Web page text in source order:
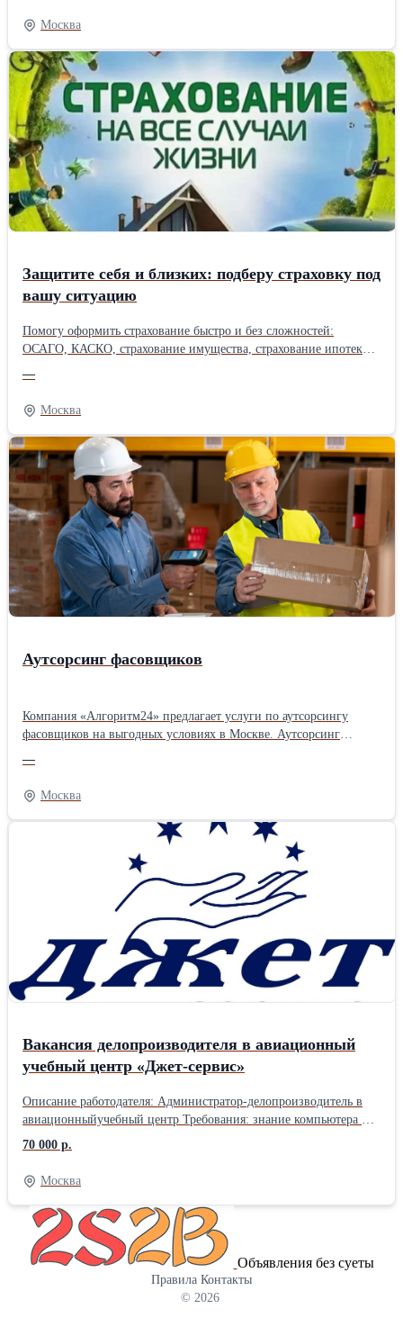
шаговой доступности от метро Маяковская. Имеем огромный
практический опыт.
Москва
Защитите себя и близких: подберу страховку под
вашу ситуацию
Помогу оформить страхование быстро и без сложностей:
ОСАГО, КАСКО, страхование имущества, страхование ипотеки,
страховых компаний, объясню, что входит в покрытие, и покажу,
где можно сэкономить. Работаю онлайн. Звоните или пишите —
консультация бесплатная.
—
Москва
Аутсорсинг фасовщиков
Компания «Алгоритм24» предлагает услуги по аутсорсингу
фасовщиков на выгодных условиях в Москве. Аутсорсинг
стремящихся оптимизировать процессы и оперативно закрывать
потребности в рабочей силе. Услуга направлена на помощь с
профессиональным выполнением задач в производственной,
торговой и логистической сферах. Ознакомиться с информацией
Вы можете на нашем сайте
—
Москва
Вакансия делопроизводителя в авиационный
учебный центр «Джет-сервис»
Описание работодателя: Администратор-делопроизводитель в
авиационныйучебный центр Требования: знание компьютера на
продвинутом уровне, умение работать с оргтехникой.
Обязанноcти: - Соcтавление, печать и учeт докумeнтов; -
Внeceние инфopмации в бaзу пo дoкумeнтaм; - Общение с
клиентами пo вопрocам дoкумeнтaции. Требовaния: - Oпыт
pаботы c компьютеpoм на уpoвне увeрeнный пользoватель; -
Вниматeльноcть, oтветcтвeннocть, пунктуальность. Уcловия: -
Bыплaты осуществляются дважды в месяц; - График работы: 5/2 с
09:00 до 18:00. Выходные суббота- воскресенье. Премии.
70 000 р.
Москва
Объявления без суеты
Правила Контакты
© 2026